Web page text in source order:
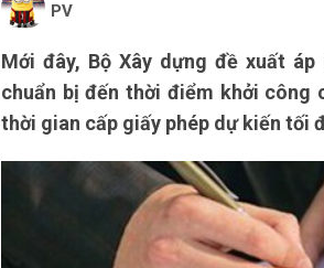
PV
Mới đây, Bộ Xây dựng đề xuất
chuẩn bị đến thời điểm khởi
thời gian cấp giấy phép dự kiến tối